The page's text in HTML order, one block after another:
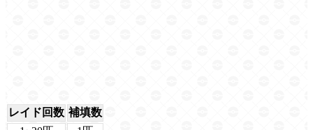
レイド回数 補填数